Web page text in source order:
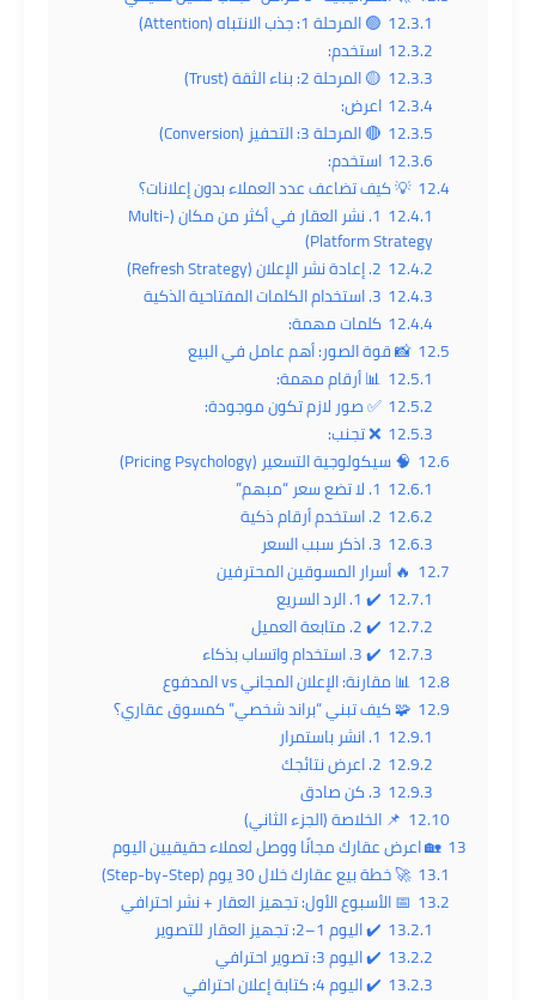
12.3.1 🟢 المرحلة 1: جذب الانتباه (Attention)
12.3.2 استخدم:
12.3.3 🟡 المرحلة 2: بناء الثقة (Trust)
12.3.4 اعرض:
12.3.5 🔴 المرحلة 3: التحفيز (Conversion)
12.3.6 استخدم:
12.4 💡 كيف تضاعف عدد العملاء بدون إعلانات؟
12.4.1
1. نشر العقار في أكثر من مكان (Multi-
Platform Strategy)
12.4.2 2. إعادة نشر الإعلان (Refresh Strategy)
12.4.3 3. استخدام الكلمات المفتاحية الذكية
12.4.4 كلمات مهمة:
12.5 📸 قوة الصور: أهم عامل في البيع
12.5.1 📊 أرقام مهمة:
12.5.2 ✅ صور لازم تكون موجودة:
12.5.3 ❌ تجنب:
12.6 🧠 سيكولوجية التسعير (Pricing Psychology)
12.6.1 1. لا تضع سعر “مبهم”
12.6.2 2. استخدم أرقام ذكية
12.6.3 3. اذكر سبب السعر
12.7 🔥 أسرار المسوقين المحترفين
12.7.1 ✔️ 1. الرد السريع
12.7.2 ✔️ 2. متابعة العميل
12.7.3 ✔️ 3. استخدام واتساب بذكاء
12.8 📊 مقارنة: الإعلان المجاني vs المدفوع
12.9 🧩 كيف تبني “براند شخصي” كمسوق عقاري؟
12.9.1 1. انشر باستمرار
12.9.2 2. اعرض نتائجك
12.9.3 3. كن صادق
12.10 📌 الخلاصة (الجزء الثاني)
13 🏡 اعرض عقارك مجانًا ووصل لعملاء حقيقيين اليوم
13.1 🚀 خطة بيع عقارك خلال 30 يوم (Step-by-Step)
13.2 📅 الأسبوع الأول: تجهيز العقار + نشر احترافي
13.2.1 ✔️ اليوم 1–2: تجهيز العقار للتصوير
13.2.2 ✔️ اليوم 3: تصوير احترافي
13.2.3 ✔️ اليوم 4: كتابة إعلان احترافي